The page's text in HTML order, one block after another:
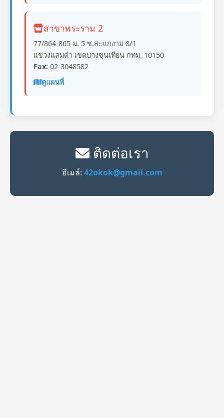
สาขาพระราม 2
77/864-865 ม. 5 ซ.สะแกงาม 8/1
แขวงแสมดำ เขตบางขุนเทียน กทม. 10150
Fax: 02-3048582
ดูแผนที่
ติดต่อเรา
อีเมล์: 42okok@gmail.com